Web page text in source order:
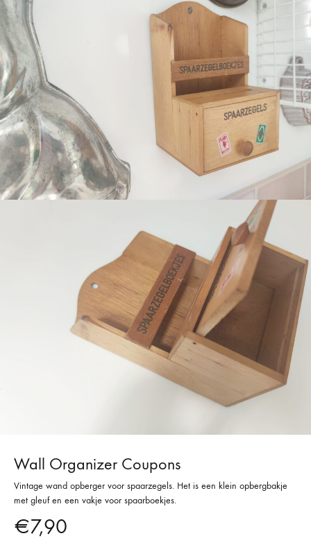
Wall Organizer Coupons
Vintage wand opberger voor spaarzegels. Het is een klein opbergbakje
met gleuf en een vakje voor spaarboekjes.
€7,90